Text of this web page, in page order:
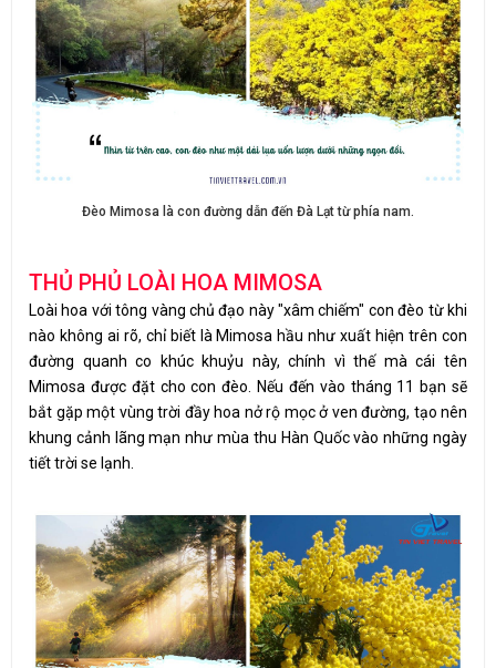
Đèo Mimosa là con đường dẫn đến Đà Lạt từ phía nam.
THỦ PHỦ LOÀI HOA MIMOSA
Loài hoa với tông vàng chủ đạo này "xâm chiếm" con đèo từ khi
nào không ai rõ, chỉ biết là Mimosa hầu như xuất hiện trên con
đường quanh co khúc khuỷu này, chính vì thế mà cái tên
Mimosa được đặt cho con đèo. Nếu đến vào tháng 11 bạn sẽ
bắt gặp một vùng trời đầy hoa nở rộ mọc ở ven đường, tạo nên
khung cảnh lãng mạn như mùa thu Hàn Quốc vào những ngày
tiết trời se lạnh.